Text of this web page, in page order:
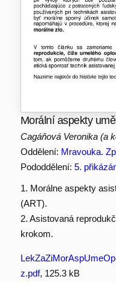
Morální aspekty
Cagáňová Veronika (a
Oddělení: Mravouka.
Pododdělení: 5.
1. Morálne aspekty
(ART).
2. Asistovaná
krokom.
z.pdf, 125.3 kB